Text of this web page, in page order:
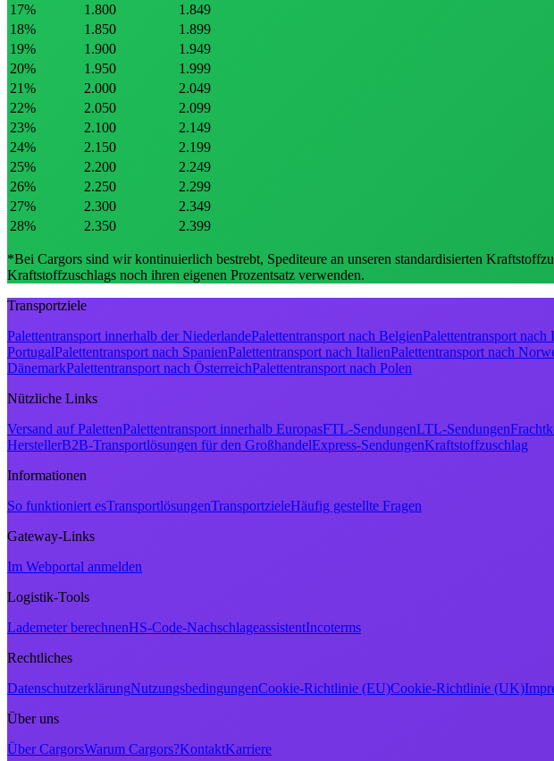
17% 1.800
1.849
18% 1.850
1.899
19% 1.900
1.949
20% 1.950
1.999
21% 2.000
2.049
22% 2.050
2.099
23% 2.100
2.149
24% 2.150
2.199
25% 2.200
2.249
26% 2.250
2.299
27% 2.300
2.349
28% 2.350 2.399
*Bei Cargors sind wir kontinuierlich bestrebt, Spediteure an unseren standardisierten
Kraftstoffzuschlags noch ihren eigenen Prozentsatz verwenden.
Transportziele
Palettentransport innerhalb der NiederlandePalettentransport nach BelgienPalettentransport nach
PortugalPalettentransport nach SpanienPalettentransport nach ItalienPalettentransport nach
DänemarkPalettentransport nach ÖsterreichPalettentransport nach Polen
Nützliche Links
Versand auf PalettenPalettentransport innerhalb EuropasFTL-SendungenLTL-Sendungen
HerstellerB2B-Transportlösungen für den GroßhandelExpress-SendungenKraftstoffzuschlag
Informationen
So funktioniert esTransportlösungenTransportzieleHäufig gestellte Fragen
Gateway-Links
Im Webportal anmelden
Logistik-Tools
Lademeter berechnenHS-Code-NachschlageassistentIncoterms
Rechtliches
DatenschutzerklärungNutzungsbedingungenCookie-Richtlinie (EU)Cookie-Richtlinie (UK)
Über uns
Über CargorsWarum Cargors?KontaktKarriere